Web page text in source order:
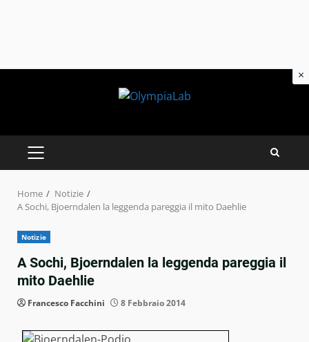
PRIMARY
MENU
Home
Notizie
A Sochi, Bjoerndalen la leggenda pareggia il mito Daehlie
Notizie
A Sochi, Bjoerndalen la leggenda pareggia il
mito Daehlie
Francesco Facchini 8 Febbraio 2014
×